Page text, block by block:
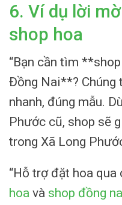
6. Ví dụ lời
shop hoa
“Bạn cần tìm
Đồng Nai**? Chúng
nhanh, đúng mẫu.
Phước cũ, shop sẽ
trong Xã Long
“Hỗ trợ đặt hoa
hoa và shop đồng